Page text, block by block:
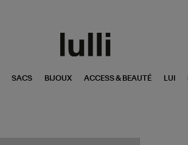
SACS BIJOUX ACCESS & BEAUTÉ LUI